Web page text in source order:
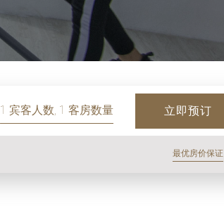
1 宾客人数, 1 客房数量 立即预订
最优房价保证